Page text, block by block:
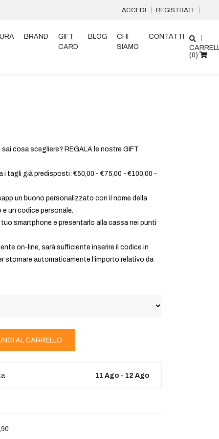
ACCEDI REGISTRATI
BRAND
GIFT
CARD
BLOG
CHI
SIAMO
CONTATTI
(0)
cosa scegliere? REGALA le nostre GIFT
tagli già predisposti: €50,00 - €75,00 - €100,00 -
un buono personalizzato con il nome della
un codice personale.
smartphone e presentarlo alla cassa nei punti
on-line, sarà sufficiente inserire il codice in
stornare automaticamente l'importo relativo da
AL CARRELLO
11 Ago - 12 Ago